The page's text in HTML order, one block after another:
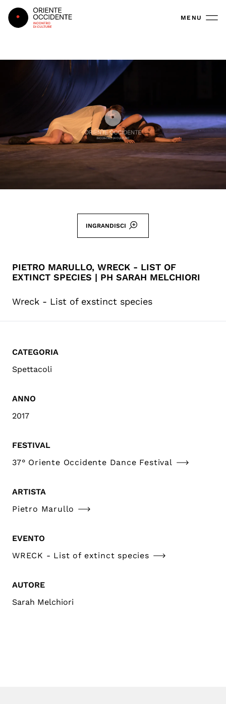
Oriente Occidente MENU
INGRANDISCI
PIETRO MARULLO, WRECK - LIST OF
EXTINCT SPECIES | PH SARAH MELCHIORI
Wreck - List of exstinct species
CATEGORIA
Spettacoli
ANNO
2017
FESTIVAL
37° Oriente Occidente Dance Festival
ARTISTA
Pietro Marullo
EVENTO
WRECK - List of extinct species
AUTORE
Sarah Melchiori